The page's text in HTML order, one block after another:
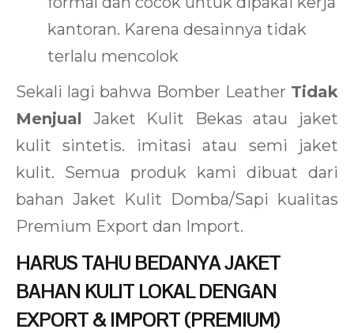
kantoran. Karena desainnya tidak
terlalu mencolok
Sekali lagi bahwa Bomber Leather Tidak
Menjual Jaket Kulit Bekas atau jaket
kulit sintetis. imitasi atau semi jaket
kulit. Semua produk kami dibuat dari
bahan Jaket Kulit Domba/Sapi kualitas
Premium Export dan Import.
HARUS TAHU BEDANYA JAKET
BAHAN KULIT LOKAL DENGAN
EXPORT & IMPORT (PREMIUM)